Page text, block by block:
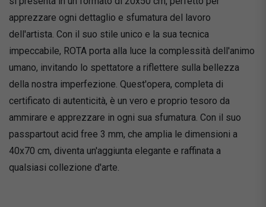
apprezzare ogni dettaglio e sfumatura del lavoro
dell'artista. Con il suo stile unico e la sua tecnica
impeccabile, ROTA porta alla luce la complessità dell'animo
umano, invitando lo spettatore a riflettere sulla bellezza
della nostra imperfezione. Quest'opera, completa di
certificato di autenticità, è un vero e proprio tesoro da
ammirare e apprezzare in ogni sua sfumatura. Con il suo
passpartout acid free 3 mm, che amplia le dimensioni a
40x70 cm, diventa un'aggiunta elegante e raffinata a
qualsiasi collezione d'arte.